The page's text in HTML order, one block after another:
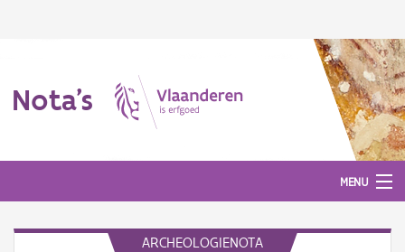
Nota's
MENU
ARCHEOLOGIENOTA